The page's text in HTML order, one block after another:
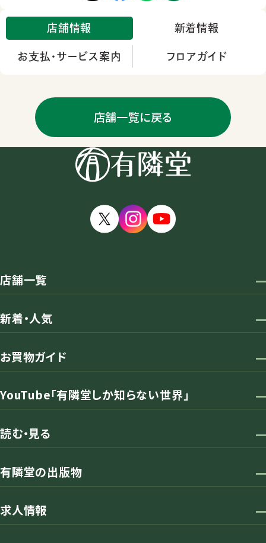
店舗情報 新着情報
お支払・サービス案内 フロアガイド
店舗一覧に戻る
店舗一覧
新着・人気
お買物ガイド
YouTube「有隣堂しか知らない世界」
読む・見る
有隣堂の出版物
求人情報